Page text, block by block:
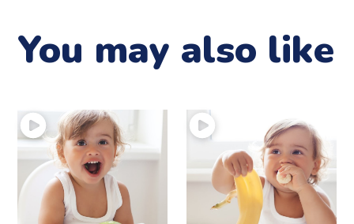
You may also like
8 – Alimentation
7 – Alimentation à 18